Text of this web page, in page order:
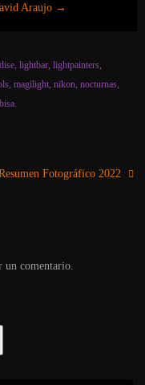
Araujo →
, lightbar, lightpainters,
, magilight, nikon, nocturnas,
.
Fotográfico 2022
un comentario.